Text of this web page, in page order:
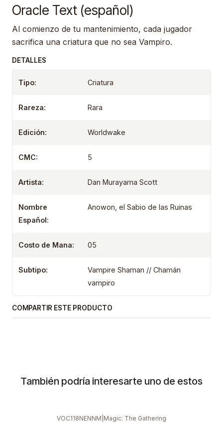
Oracle Text (español)
Al comienzo de tu mantenimiento, cada jugador
sacrifica una criatura que no sea Vampiro.
DETALLES
Tipo: Criatura
Rareza: Rara
Edición: Worldwake
CMC: 5
Artista: Dan Murayama Scott
Nombre
Español:
Anowon, el Sabio de las Ruinas
Costo de Mana: 05
Subtipo:
Vampire Shaman // Chamán
vampiro
COMPARTIR ESTE PRODUCTO
También podría interesarte uno de estos
VOC118NENNM Magic: The Gathering